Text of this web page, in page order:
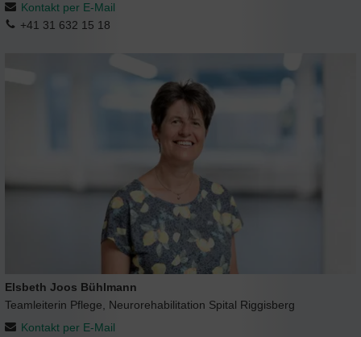
Kontakt per E-Mail
+41 31 632 15 18
Elsbeth Joos Bühlmann
Teamleiterin Pflege, Neurorehabilitation Spital Riggisberg
Kontakt per E-Mail